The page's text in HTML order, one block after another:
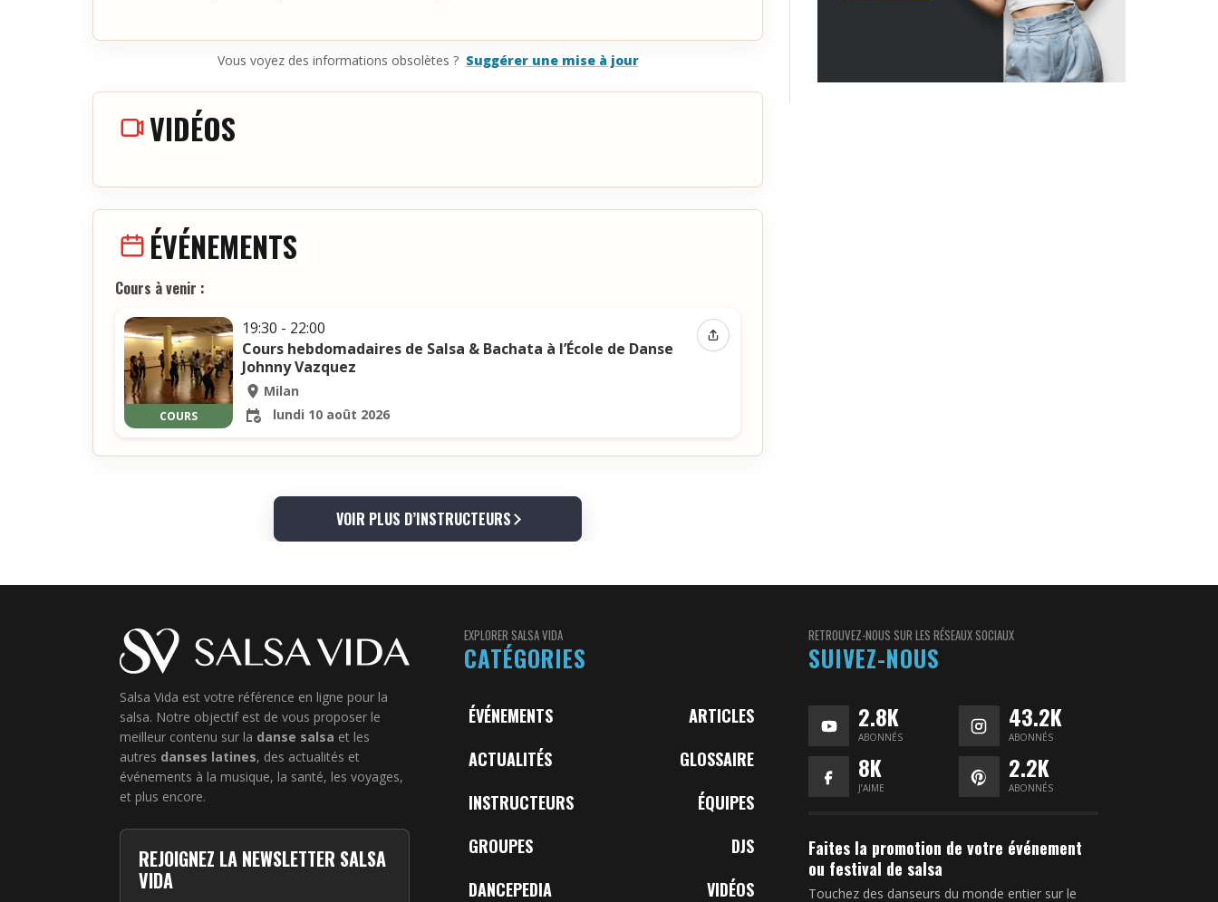
Vous voyez des informations obsolètes ? Suggérer une mise à jour
VIDÉOS
ÉVÉNEMENTS
Cours à venir :
COURS
19:30 - 22:00
Cours hebdomadaires de Salsa & Bachata à l’École de Danse
Johnny Vazquez
Milan
lundi 10 août 2026
Partager l’événement
VOIR PLUS D’INSTRUCTEURS
Salsa Vida est votre référence en ligne pour la
salsa. Notre objectif est de vous proposer le
meilleur contenu sur la danse salsa et les
autres danses latines, des actualités et
événements à la musique, la santé, les voyages,
et plus encore.
REJOIGNEZ LA NEWSLETTER SALSA
VIDA
EXPLORER SALSA VIDA
CATÉGORIES
ARTICLES
ÉVÉNEMENTS
GLOSSAIRE
ACTUALITÉS
ÉQUIPES
INSTRUCTEURS
DJS
GROUPES
VIDÉOS
DANCEPEDIA
RETROUVEZ-NOUS SUR LES RÉSEAUX SOCIAUX
SUIVEZ-NOUS
2.8K
ABONNÉS
43.2K
ABONNÉS
8K
J’AIME
2.2K
ABONNÉS
Faites la promotion de votre événement
ou festival de salsa
Touchez des danseurs du monde entier sur le